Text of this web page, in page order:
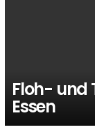
Floh- und
Essen